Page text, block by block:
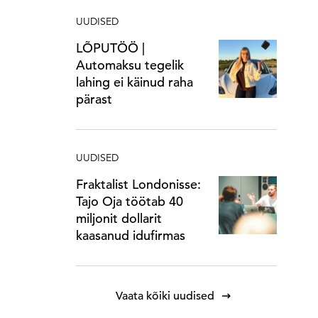
UUDISED
LÕPUTÖÖ |
Automaksu tegelik
lahing ei käinud raha
pärast
UUDISED
Fraktalist Londonisse:
Tajo Oja töötab 40
miljonit dollarit
kaasanud idufirmas
Vaata kõiki uudised